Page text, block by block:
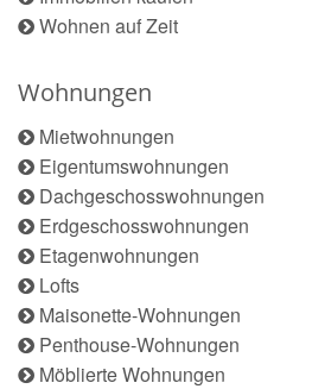
Wohnen auf Zeit
Wohnungen
Mietwohnungen
Eigentumswohnungen
Dachgeschosswohnungen
Erdgeschosswohnungen
Etagenwohnungen
Lofts
Maisonette-Wohnungen
Penthouse-Wohnungen
Möblierte Wohnungen